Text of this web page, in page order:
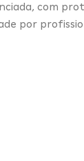
com
por